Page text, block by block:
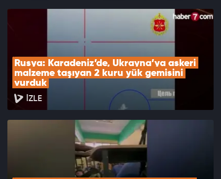
Rusya: Karadeniz’de, Ukrayna’ya askeri
malzeme taşıyan 2 kuru yük gemisini
vurduk
İZLE